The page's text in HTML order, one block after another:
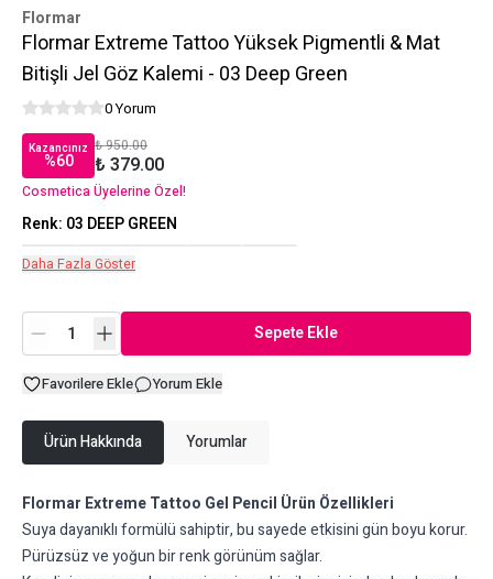
Flormar
Flormar Extreme Tattoo Yüksek Pigmentli & Mat
Bitişli Jel Göz Kalemi - 03 Deep Green
0 Yorum
Kazancınız
%60
₺ 950.00
₺ 379.00
Cosmetica Üyelerine Özel!
Renk: 03 DEEP GREEN
Daha Fazla Göster
Sepete Ekle
Favorilere Ekle Yorum Ekle
Ürün Hakkında Yorumlar
Flormar Extreme Tattoo Gel Pencil Ürün Özellikleri
Suya dayanıklı formülü sahiptir, bu sayede etkisini gün boyu korur.
Pürüzsüz ve yoğun bir renk görünüm sağlar.